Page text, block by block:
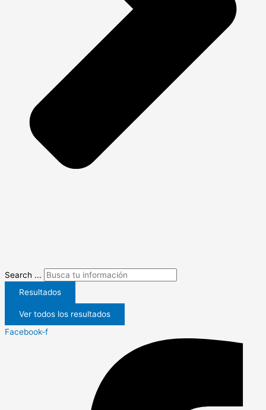
Search ...
Resultados
Ver todos los resultados
Facebook-f